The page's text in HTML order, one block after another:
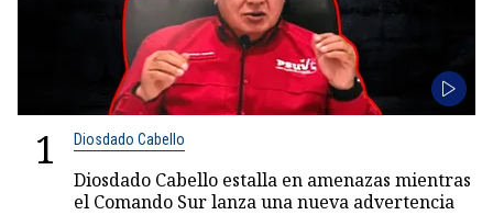
1 Diosdado Cabello
Diosdado Cabello estalla en amenazas mientras
el Comando Sur lanza una nueva advertencia